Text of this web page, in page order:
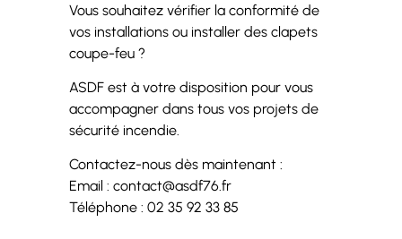
Vous souhaitez vérifier la conformité de
vos installations ou installer des clapets
coupe-feu ?
ASDF est à votre disposition pour vous
accompagner dans tous vos projets de
sécurité incendie.
Contactez-nous dès maintenant :
Email : contact@asdf76.fr
Téléphone : 02 35 92 33 85